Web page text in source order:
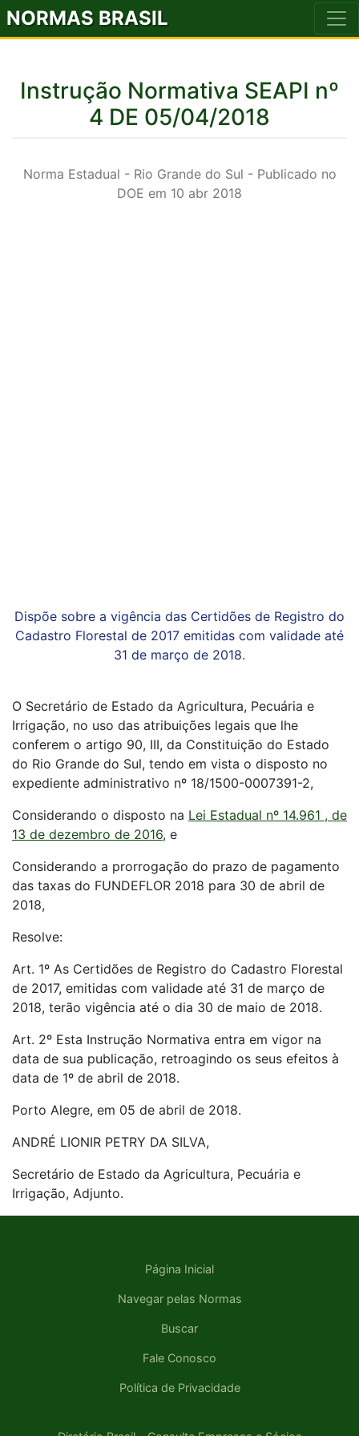
NORMAS BRASIL
Instrução Normativa SEAPI nº
4 DE 05/04/2018
Norma Estadual - Rio Grande do Sul - Publicado no
DOE em 10 abr 2018
Dispõe sobre a vigência das Certidões de Registro do
Cadastro Florestal de 2017 emitidas com validade até
31 de março de 2018.
O Secretário de Estado da Agricultura, Pecuária e
Irrigação, no uso das atribuições legais que lhe
conferem o artigo 90, III, da Constituição do Estado
do Rio Grande do Sul, tendo em vista o disposto no
expediente administrativo nº 18/1500-0007391-2,
Considerando o disposto na Lei Estadual nº 14.961 , de
13 de dezembro de 2016, e
Considerando a prorrogação do prazo de pagamento
das taxas do FUNDEFLOR 2018 para 30 de abril de
2018,
Resolve:
Art. 1º As Certidões de Registro do Cadastro Florestal
de 2017, emitidas com validade até 31 de março de
2018, terão vigência até o dia 30 de maio de 2018.
Art. 2º Esta Instrução Normativa entra em vigor na
data de sua publicação, retroagindo os seus efeitos à
data de 1º de abril de 2018.
Porto Alegre, em 05 de abril de 2018.
ANDRÉ LIONIR PETRY DA SILVA,
Secretário de Estado da Agricultura, Pecuária e
Irrigação, Adjunto.
Página Inicial
Navegar pelas Normas
Buscar
Fale Conosco
Política de Privacidade